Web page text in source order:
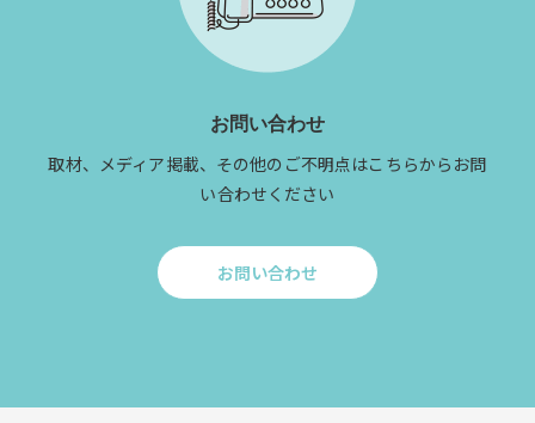
お問い合わせ
取材、メディア掲載、その他のご不明点はこちらからお問
い合わせください
お問い合わせ
Click
合